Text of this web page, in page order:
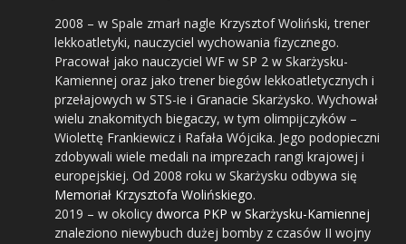
2008 – w Spale zmarł nagle Krzysztof Woliński, trener
lekkoatletyki, nauczyciel wychowania fizycznego.
Pracował jako nauczyciel WF w SP 2 w Skarżysku-
Kamiennej oraz jako trener biegów lekkoatletycznych i
przełajowych w STS-ie i Granacie Skarżysko. Wychował
wielu znakomitych biegaczy, w tym olimpijczyków –
Wiolettę Frankiewicz i Rafała Wójcika. Jego podopieczni
zdobywali wiele medali na imprezach rangi krajowej i
europejskiej. Od 2008 roku w Skarżysku odbywa się
Memoriał Krzysztofa Wolińskiego.
2019 – w okolicy dworca PKP w Skarżysku-Kamiennej
znaleziono niewybuch dużej bomby z czasów II wojny